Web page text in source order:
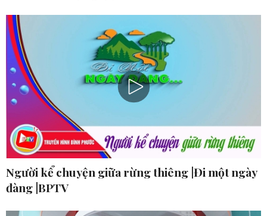
Người kể chuyện giữa rừng thiêng |Đi một ngày
đàng |BPTV